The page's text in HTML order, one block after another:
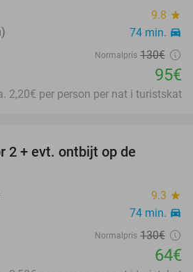
9.8 star
74 min. directions_car
Normalpris 130€
95€
2,20€ per person per nat i turistskat
2 + evt. ontbijt op de
9.3 star
74 min. directions_car
Normalpris 130€
64€